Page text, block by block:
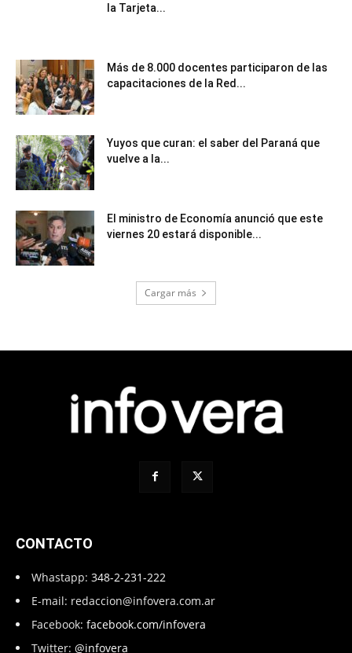
la Tarjeta...
Más de 8.000 docentes participaron de las
capacitaciones de la Red...
Yuyos que curan: el saber del Paraná que
vuelve a la...
El ministro de Economía anunció que este
viernes 20 estará disponible...
Cargar más
CONTACTO
Whastapp: 348-2-231-222
E-mail: redaccion@infovera.com.ar
Facebook: facebook.com/infovera
Twitter: @infovera